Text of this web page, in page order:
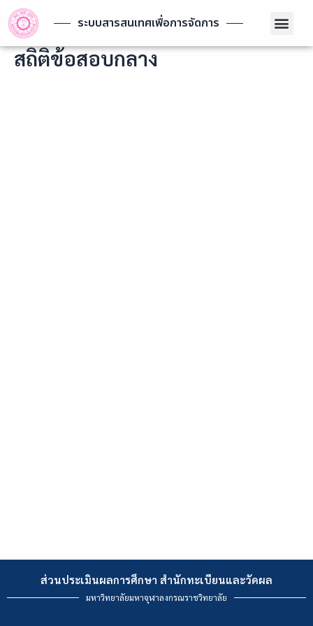
content
ระบบสารสนเทศเพื่อการจัดการ
สถิติข้อสอบกลาง
ส่วนประเมินผลการศึกษา สำนักทะเบียนและวัดผล
มหาวิทยาลัยมหาจุฬาลงกรณราชวิทยาลัย